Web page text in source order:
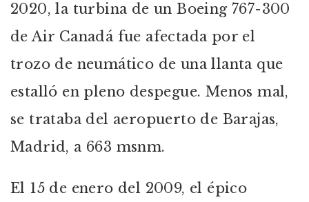
2020, la turbina de un Boeing 767-300
de Air Canadá fue afectada por el
trozo de neumático de una llanta que
estalló en pleno despegue. Menos mal,
se trataba del aeropuerto de Barajas,
Madrid, a 663 msnm.
El 15 de enero del 2009, el épico